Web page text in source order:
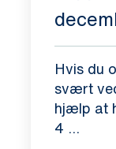
Hvis du
svært
hjælp at
4 ...